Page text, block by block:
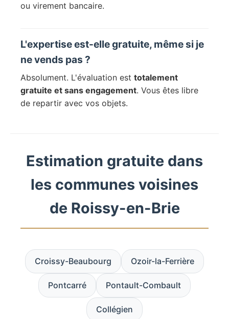
ou virement bancaire.
L'expertise est-elle gratuite, même si je
ne vends pas ?
Absolument. L'évaluation est totalement
gratuite et sans engagement. Vous êtes libre
de repartir avec vos objets.
Estimation gratuite dans
les communes voisines
de Roissy-en-Brie
Croissy-Beaubourg Ozoir-la-Ferrière
Pontcarré Pontault-Combault
Collégien